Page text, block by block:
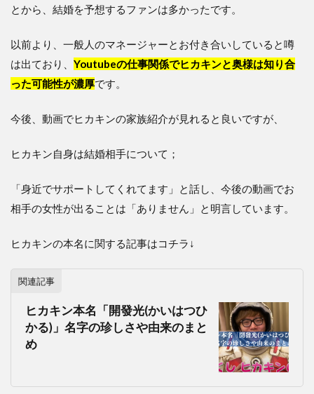
とから、結婚を予想するファンは多かったです。
以前より、一般人のマネージャーとお付き合いしていると噂
は出ており、 Youtubeの仕事関係でヒカキンと奥様は知り合
った可能性が濃厚です。
今後、動画でヒカキンの家族紹介が見れると良いですが、
ヒカキン自身は結婚相手について；
「身近でサポートしてくれてます」と話し、今後の動画でお
相手の女性が出ることは「ありません」と明言しています。
ヒカキンの本名に関する記事はコチラ↓
関連記事
ヒカキン本名「開發光(かいはつひ
かる)」名字の珍しさや由来のまと
め